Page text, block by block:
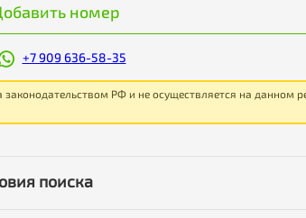
номер
+7 909 636-58-35
РФ и не осуществляется на
поиска